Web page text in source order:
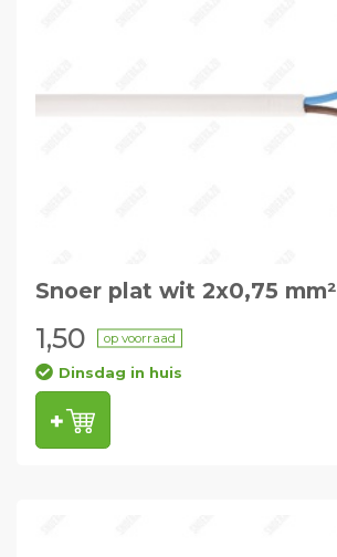
Snoer plat wit 2x0,75 mm²
1,50 op voorraad
Dinsdag in huis